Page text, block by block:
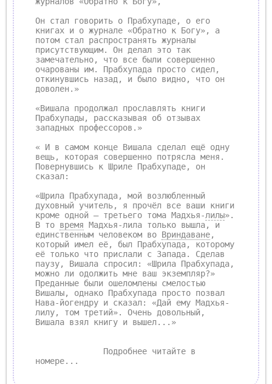
Он стал говорить о Прабхупаде, о его
книгах и о журнале «Обратно к Богу», а
потом стал распространять журналы
присутствующим. Он делал это так
замечательно, что все были совершенно
очарованы им. Прабхупада просто сидел,
откинувшись назад, и было видно, что он
доволен.»
«Вишала продолжал прославлять книги
Прабхупады, рассказывая об отзывах
западных профессоров.»
« И в самом конце Вишала сделал ещё одну
вещь, которая совершенно потрясла меня.
Повернувшись к Шриле Прабхупаде, он
сказал:
«Шрила Прабхупада, мой возлюбленный
духовный учитель, я прочёл все ваши книги
кроме одной — третьего тома Мадхья-лилы».
В то время Мадхья-лила только вышла, и
единственным человеком во Вриндаване,
который имел её, был Прабхупада, которому
её только что прислали с Запада. Сделав
паузу, Вишала спросил: «Шрила Прабхупада,
можно ли одолжить мне ваш экземпляр?»
Преданные были ошеломлены смелостью
Вишалы, однако Прабхупада просто позвал
Нава-йогендру и сказал: «Дай ему Мадхья-
лилу, том третий». Очень довольный,
Вишала взял книгу и вышел...»
Подробнее читайте в
номере...